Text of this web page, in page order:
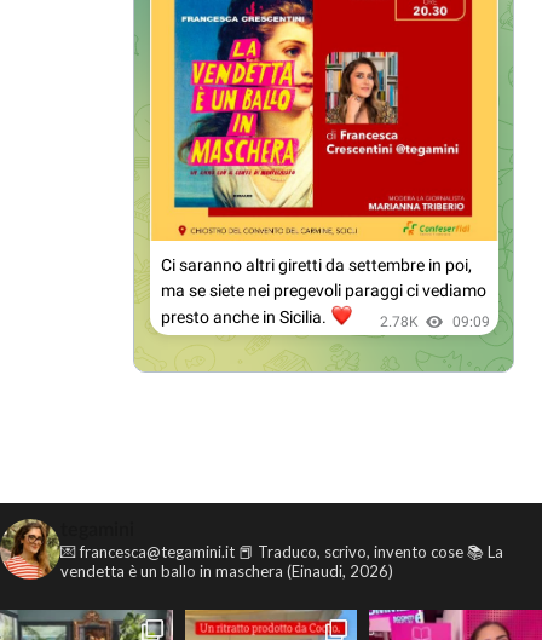
💌 francesca@tegamini.it 📕 Traduco, scrivo, invento cose📚 La
vendetta è un ballo in maschera (Einaudi, 2026)